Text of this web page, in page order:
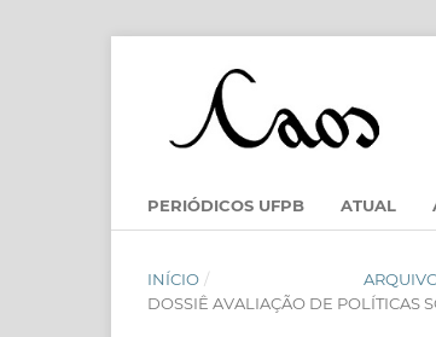
PERIÓDICOS UFPB ATUAL
INÍCIO /
DOSSIÊ AVALIAÇÃO DE POLÍTICAS